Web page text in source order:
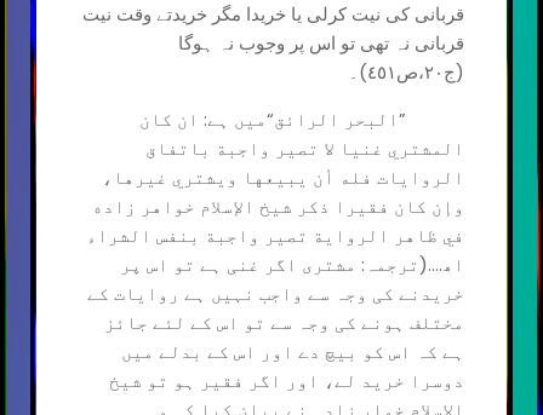
قربانی کی نیت کرلی یا خریدا مگر خریدتے وقت نیت
قربانی نہ تھی تو اس پر وجوب نہ ہوگا
(ج٢٠،ص٤٥١)۔
”البحر الرائق“میں ہے: ان كان
المشتري غنيا لا تصير واجبة باتفاق
الروايات فله أن يبيعها ويشتري غيرها،
وإن كان فقيرا ذكر شيخ الإسلام خواهر زاده
في ظاهر الرواية تصير واجبة بنفس الشراء
اھ....(ترجمہ: مشتری اگر غنی ہے تو اس پر
خریدنے کی وجہ سے واجب نہیں ہے روایات کے
مختلف ہونے کی وجہ سے تو اس کے لئے جائز
ہے کہ اس کو بیچ دے اور اس کے بدلے میں
دوسرا خرید لے، اور اگر فقیر ہو تو شیخ
الاسلام خوار زادہ نے بیان کیا کہ وہ